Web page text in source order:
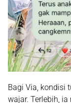
Bagi Via, kondisi
wajar. Terlebih,